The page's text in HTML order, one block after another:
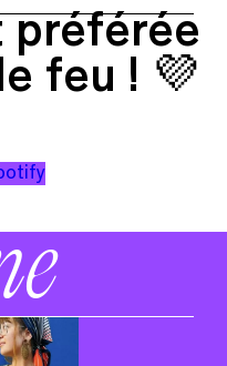
préférée
feu ! 💜